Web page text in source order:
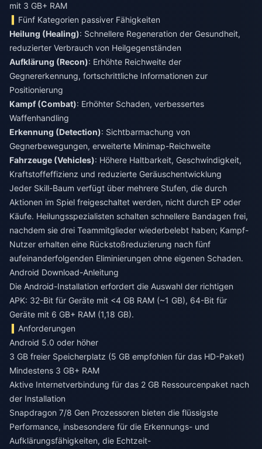
mit 3 GB+ RAM
Fünf Kategorien passiver Fähigkeiten
Heilung (Healing): Schnellere Regeneration der Gesundheit,
reduzierter Verbrauch von Heilgegenständen
Aufklärung (Recon): Erhöhte Reichweite der
Gegnererkennung, fortschrittliche Informationen zur
Positionierung
Kampf (Combat): Erhöhter Schaden, verbessertes
Waffenhandling
Erkennung (Detection): Sichtbarmachung von
Gegnerbewegungen, erweiterte Minimap-Reichweite
Fahrzeuge (Vehicles): Höhere Haltbarkeit, Geschwindigkeit,
Kraftstoffeffizienz und reduzierte Geräuschentwicklung
Jeder Skill-Baum verfügt über mehrere Stufen, die durch
Aktionen im Spiel freigeschaltet werden, nicht durch EP oder
Käufe. Heilungsspezialisten schalten schnellere Bandagen frei,
nachdem sie drei Teammitglieder wiederbelebt haben; Kampf-
Nutzer erhalten eine Rückstoßreduzierung nach fünf
aufeinanderfolgenden Eliminierungen ohne eigenen Schaden.
Android Download-Anleitung
Die Android-Installation erfordert die Auswahl der richtigen
APK: 32-Bit für Geräte mit <4 GB RAM (~1 GB), 64-Bit für
Geräte mit 6 GB+ RAM (1,18 GB).
Anforderungen
Android 5.0 oder höher
3 GB freier Speicherplatz (5 GB empfohlen für das HD-Paket)
Mindestens 3 GB+ RAM
Aktive Internetverbindung für das 2 GB Ressourcenpaket nach
der Installation
Snapdragon 7/8 Gen Prozessoren bieten die flüssigste
Performance, insbesondere für die Erkennungs- und
Aufklärungsfähigkeiten, die Echtzeit-